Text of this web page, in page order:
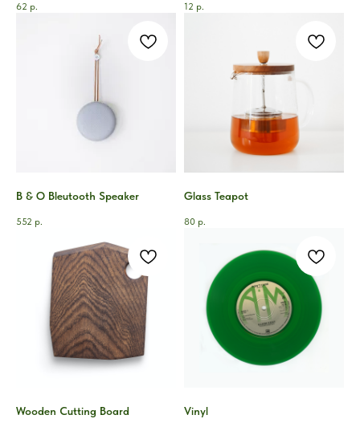
62 р. 12 р.
B & O Bleutooth Speaker
552 р.
Glass Teapot
80 р.
Wooden Cutting Board Vinyl